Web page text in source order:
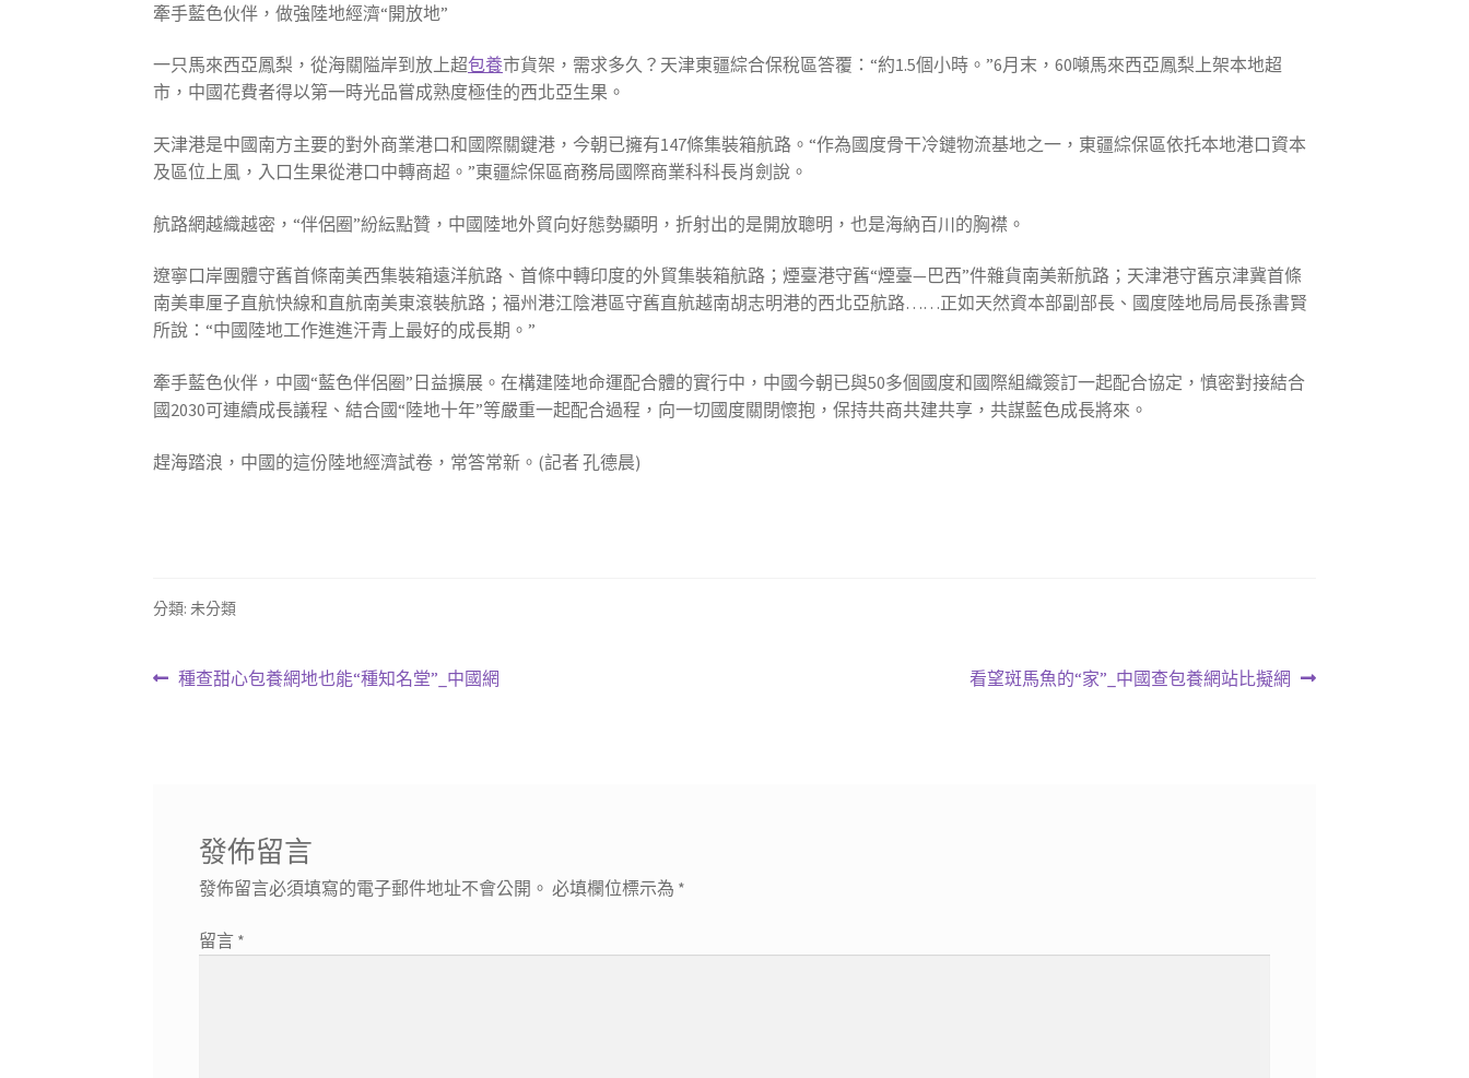
牽手藍色伙伴，做強陸地經濟“開放地”
一只馬來西亞鳳梨，從海關隘岸到放上超包養市貨架，需求多久？天津東疆綜合保稅區答覆：“約1.5個小時。”6月末，60噸馬來西亞鳳梨上架本地超
市，中國花費者得以第一時光品嘗成熟度極佳的西北亞生果。
天津港是中國南方主要的對外商業港口和國際關鍵港，今朝已擁有147條集裝箱航路。“作為國度骨干冷鏈物流基地之一，東疆綜保區依托本地港口資本
及區位上風，入口生果從港口中轉商超。”東疆綜保區商務局國際商業科科長肖劍說。
航路網越織越密，“伴侶圈”紛紜點贊，中國陸地外貿向好態勢顯明，折射出的是開放聰明，也是海納百川的胸襟。
遼寧口岸團體守舊首條南美西集裝箱遠洋航路、首條中轉印度的外貿集裝箱航路；煙臺港守舊“煙臺—巴西”件雜貨南美新航路；天津港守舊京津冀首條
南美車厘子直航快線和直航南美東滾裝航路；福州港江陰港區守舊直航越南胡志明港的西北亞航路……正如天然資本部副部長、國度陸地局局長孫書賢
所說：“中國陸地工作進進汗青上最好的成長期。”
牽手藍色伙伴，中國“藍色伴侶圈”日益擴展。在構建陸地命運配合體的實行中，中國今朝已與50多個國度和國際組織簽訂一起配合協定，慎密對接結合
國2030可連續成長議程、結合國“陸地十年”等嚴重一起配合過程，向一切國度關閉懷抱，保持共商共建共享，共謀藍色成長將來。
趕海踏浪，中國的這份陸地經濟試卷，常答常新。(記者 孔德晨)
分類: 未分類
文上
種查甜心包養網地也能“種知名堂”_中國網
下
看望斑馬魚的“家”_中國查包養網站比擬網
發佈留言
發佈留言必須填寫的電子郵件地址不會公開。 必填欄位標示為 *
留言 *